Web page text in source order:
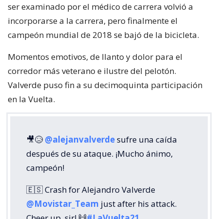
ser examinado por el médico de carrera volvió a
incorporarse a la carrera, pero finalmente el
campeón mundial de 2018 se bajó de la bicicleta.
Momentos emotivos, de llanto y dolor para el
corredor más veterano e ilustre del pelotón.
Valverde puso fin a su decimoquinta participación
en la Vuelta.
🎥😥 @alejanvalverdesufre una caída
después de su ataque. ¡Mucho ánimo,
campeón!
🇪🇸 Crash for Alejandro Valverde
@Movistar_Team just after his attack.